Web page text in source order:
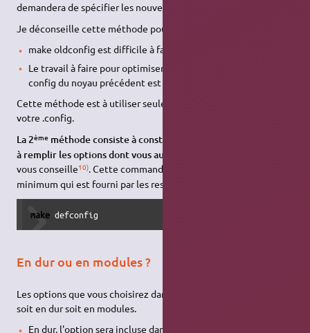
demandera de spécifier les nouvelles options.
Je déconseille cette méthode pour deux raisons :
make oldconfig est difficile à faire proprement
Le travail à faire pour optimiser ensuite sera très dur si la
config du noyau précédent est pleine d'options inutiles
Cette méthode est à utiliser seulement si vous êtes certain de
votre .config.
La 2ème méthode consiste à construire un noyau minimum puis
à remplir les options dont vous aurez besoin
vous conseille10). Cette commande va construire un .config
minimum qui est fourni par les responsables du noyau :
make defconfig
En dur ou en modules ?
Les options que vous choisirez dans le noyau seront compilées
soit en dur soit en modules.
En dur, l'option sera incluse dans le noyau. Ce qui se traduit